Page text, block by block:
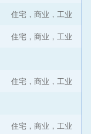
住宅，商业，工业
住宅，商业，工业
住宅，商业，工业
住宅，商业，工业